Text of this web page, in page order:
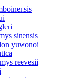
sinensis
yuwonoi
reevesii